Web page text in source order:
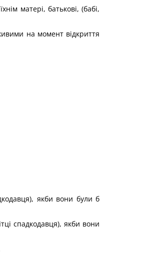
матері, батькові, (бабі,
на момент відкриття
якби вони були б
спадкодавця), якби вони